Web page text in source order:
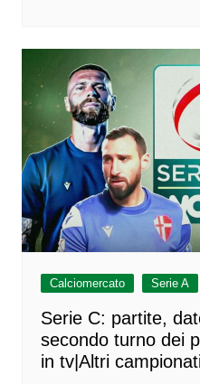
Calciomercato Serie A
Serie C: partite,
secondo turno dei
in tv|Altri